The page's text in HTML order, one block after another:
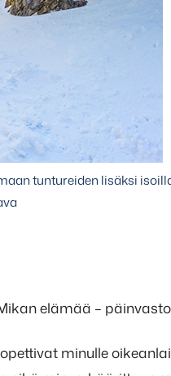
tuntureiden lisäksi
elämää –
minulle